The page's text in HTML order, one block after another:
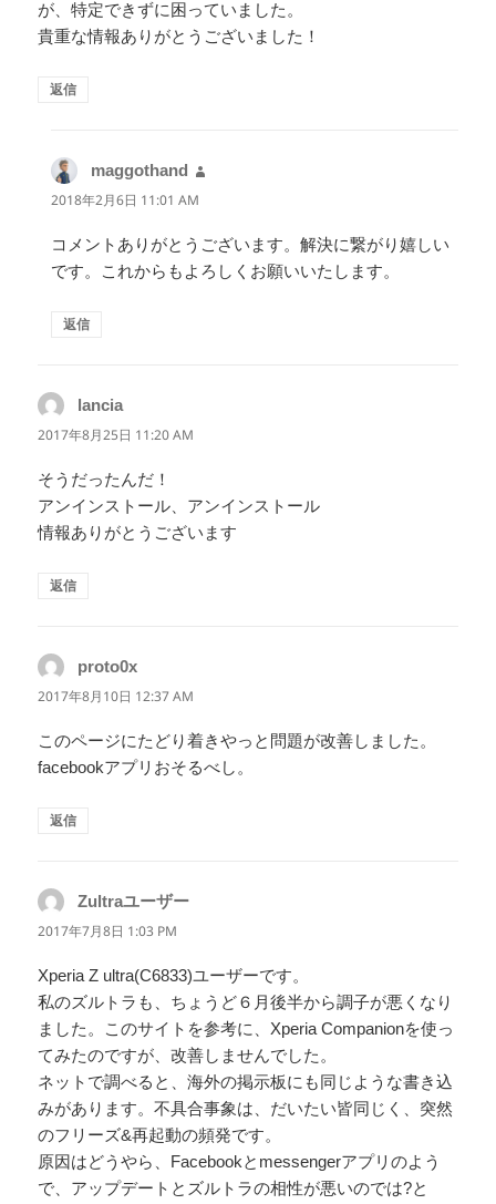
が、特定できずに困っていました。
貴重な情報ありがとうございました！
返信
maggothand
2018年2月6日 11:01 AM
コメントありがとうございます。解決に繋がり嬉しい
です。これからもよろしくお願いいたします。
返信
lancia
り:
2017年8月25日 11:20 AM
そうだったんだ！
アンインストール、アンインストール
情報ありがとうございます
返信
proto0x
り:
2017年8月10日 12:37 AM
このページにたどり着きやっと問題が改善しました。
facebookアプリおそるべし。
返信
Zultraユーザー
2017年7月8日 1:03 PM
Xperia Z ultra(C6833)ユーザーです。
私のズルトラも、ちょうど６月後半から調子が悪くなり
ました。このサイトを参考に、Xperia Companionを使っ
てみたのですが、改善しませんでした。
ネットで調べると、海外の掲示板にも同じような書き込
みがあります。不具合事象は、だいたい皆同じく、突然
のフリーズ&再起動の頻発です。
原因はどうやら、Facebookとmessengerアプリのよう
で、アップデートとズルトラの相性が悪いのでは?と